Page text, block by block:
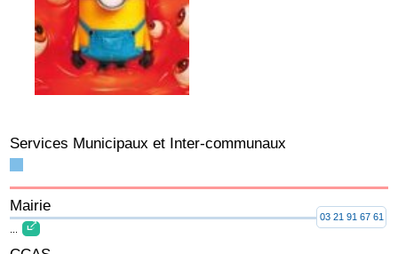
Services Municipaux et Inter-communaux
Mairie
03 21 91 67 61